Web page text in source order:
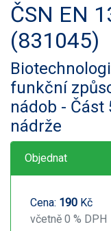
ČSN EN
(831045)
funkční
nádob -
nádrže
Objednat
Cena: 190 Kč
včetně 0 % DPH